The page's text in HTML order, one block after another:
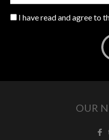
I have read and agree to
OUR